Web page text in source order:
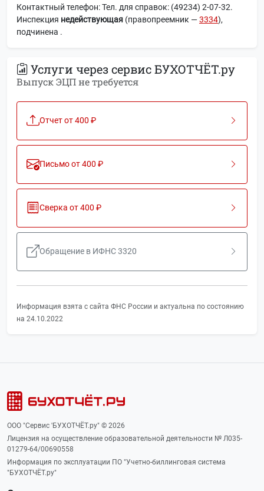
Контактный телефон: Тел. для справок: (49234) 2-07-32.
Инспекция недействующая (правопреемник —3334),
подчинена .
Услуги через сервис БУХОТЧЁТ.ру
Выпуск ЭЦП не требуется
Отчет от 400 ₽
Письмо от 400 ₽
Сверка от 400 ₽
Обращение в ИФНС 3320
Информация взята с сайта ФНС России и актуальна по состоянию
на 24.10.2022
ООО "Сервис 'БУХОТЧЁТ.ру" © 2026
Лицензия на осуществление образовательной деятельности № Л035-
01279-64/00690558
Информация по эксплуатации ПО "Учетно-биллинговая система
"БУХОТЧЁТ.ру"